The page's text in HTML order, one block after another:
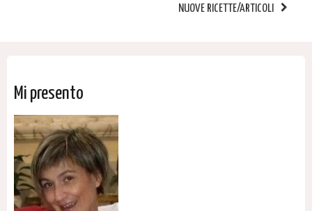
NUOVE RICETTE/ARTICOLI
Mi presento